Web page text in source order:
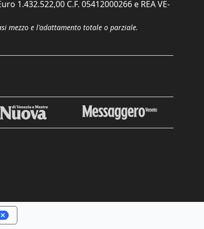
1.432.522,00 C.F. 05412000266 e REA VE-
mezzo e l'adattamento totale o parziale.